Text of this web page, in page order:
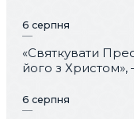
6 серпня
«Святкувати
його з
6 серпня